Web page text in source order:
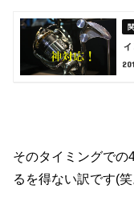
そのタイミングでの
るを得ない訳です(笑